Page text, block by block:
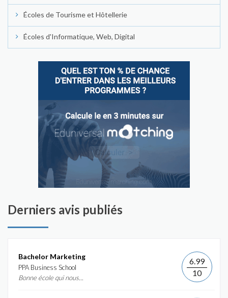
Écoles de Tourisme et Hôtellerie
Écoles d'Informatique, Web, Digital
Derniers avis publiés
Bachelor Marketing
PPA Business School
Bonne école qui nous...
6.99
10